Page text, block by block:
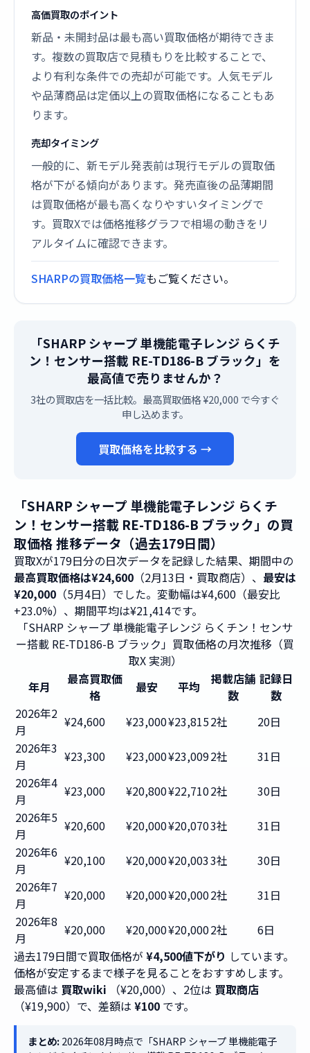
高価買取のポイント
新品・未開封品は最も高い買取価格が期待できま
す。複数の買取店で見積もりを比較することで、
より有利な条件での売却が可能です。人気モデル
や品薄商品は定価以上の買取価格になることもあ
ります。
売却タイミング
一般的に、新モデル発表前は現行モデルの買取価
格が下がる傾向があります。発売直後の品薄期間
は買取価格が最も高くなりやすいタイミングで
す。買取Xでは価格推移グラフで相場の動きをリ
アルタイムに確認できます。
SHARPの買取価格一覧もご覧ください。
「SHARP シャープ 単機能電子レンジ らくチ
ン！センサー搭載 RE-TD186-B ブラック」を
最高値で売りませんか？
3社の買取店を一括比較。最高買取価格 ¥20,000 で今すぐ
申し込めます。
買取価格を比較する →
「SHARP シャープ 単機能電子レンジ らくチ
ン！センサー搭載 RE-TD186-B ブラック」の買
取価格 推移データ（過去179日間）
買取Xが179日分の日次データを記録した結果、期間中の
最高買取価格は¥24,600 （2月13日・買取商店）、 最安は
¥20,000 （5月4日）でした。変動幅は¥4,600（最安比
+23.0%）、期間平均は¥21,414です。
「SHARP シャープ 単機能電子レンジ らくチン！センサ
ー搭載 RE-TD186-B ブラック」買取価格の月次推移（買
取X 実測）
年月
最高買取価
格
最安 平均
掲載店舗
数
記録日
数
2026年2
月
¥24,600 ¥23,000¥23,8152社
20日
2026年3
月
¥23,300 ¥23,000¥23,0092社
31日
2026年4
月
¥23,000 ¥20,800¥22,7102社
30日
2026年5
月
¥20,600 ¥20,000¥20,0703社
31日
2026年6
月
¥20,100 ¥20,000¥20,0033社
30日
2026年7
月
¥20,000 ¥20,000¥20,0002社
31日
2026年8
月
¥20,000 ¥20,000¥20,0002社
6日
過去179日間で買取価格が ¥4,500値下がり しています。
価格が安定するまで様子を見ることをおすすめします。
最高値は 買取wiki （¥20,000）、2位は 買取商店
（¥19,900）で、差額は ¥100 です。
まとめ:2026年08月時点で「SHARP シャープ 単機能電子